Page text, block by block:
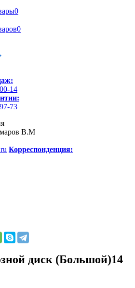
0
0
14
73
В.М
Корреспонденция:
диск (Большой)14